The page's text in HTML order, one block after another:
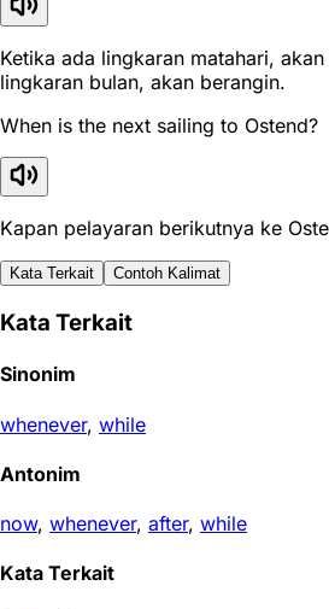
Ketika ada lingkaran matahari,
lingkaran bulan, akan berangin.
When is the next sailing to Ostend?
Kapan pelayaran berikutnya ke
Kata Terkait Contoh Kalimat
Kata Terkait
Sinonim
whenever, while
Antonim
now, whenever, after, while
Kata Terkait